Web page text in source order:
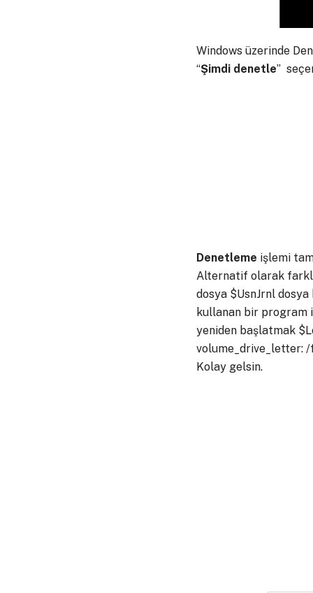
Windows üzerinde
“Şimdi denetle”
Denetleme işlemi
Alternatif olarak
dosya $UsnJrnl
kullanan bir program
yeniden başlatmak
volume_drive_letter: /
Kolay gelsin.